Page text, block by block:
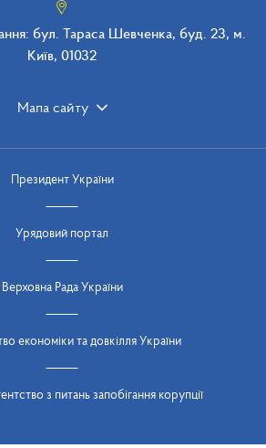
бул. Тараса Шевченка, буд. 23, м.
Київ, 01032
Мапа сайту
Президент України
Урядовий портал
Верховна Рада України
економіки та довкілля України
з питань запобігання корупції